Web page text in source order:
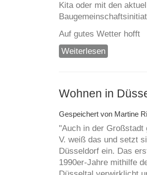
Kita oder mit den
Auf gutes Wetter hofft
Weiterlesen
Wohnen in
Gespeichert von Martine
"Auch in der Großstadt
V. weiß das und setzt
Düsseldorf ein. Das
1990er-Jahre mithilfe